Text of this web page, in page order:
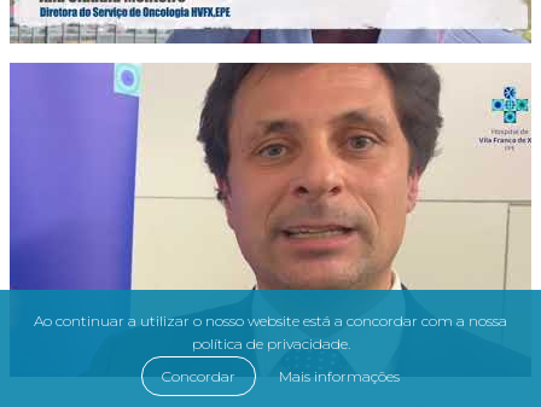
Ao continuar a utilizar o nosso website está a concordar com a nossa
política de privacidade.
Concordar
Mais informações